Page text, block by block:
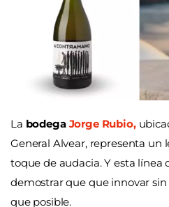
La bodegaJorge Rubio,
General Alvear, representa un
toque de audacia. Y esta línea
demostrar que que innovar
que posible.